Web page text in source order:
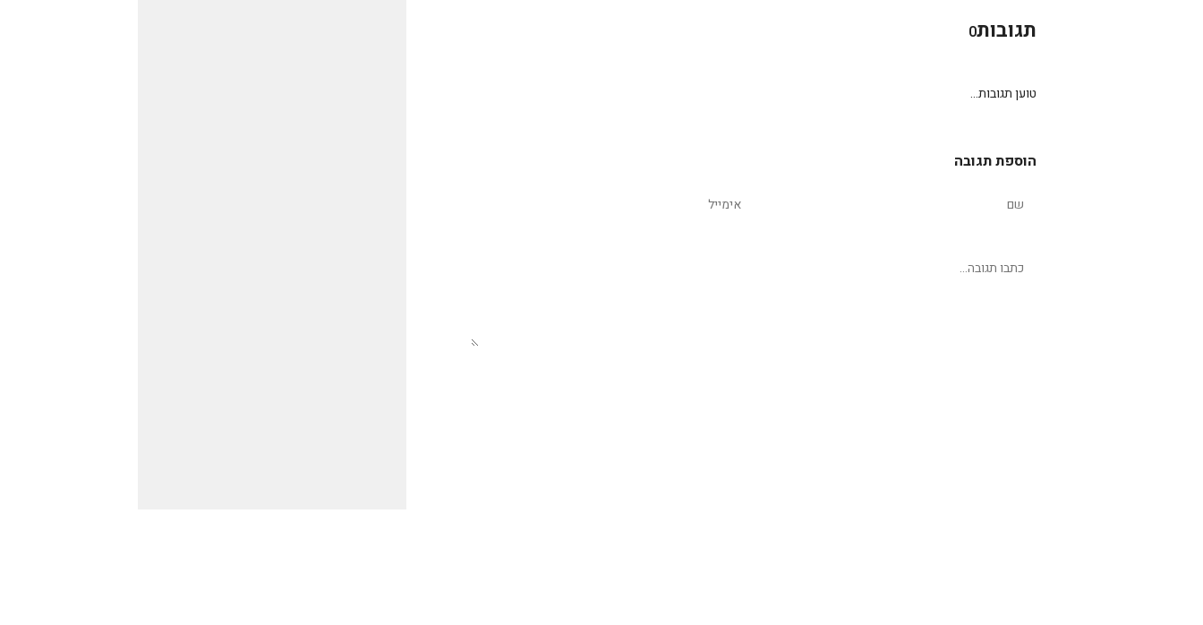
תגובות0
טוען תגובות...
הוספת תגובה